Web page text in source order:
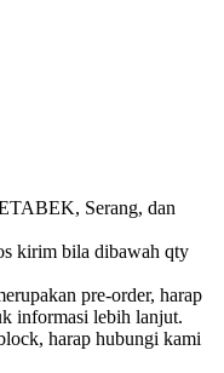
Serang, dan
kirim bila dibawah qty
pre-order, harap
informasi lebih lanjut.
harap hubungi kami